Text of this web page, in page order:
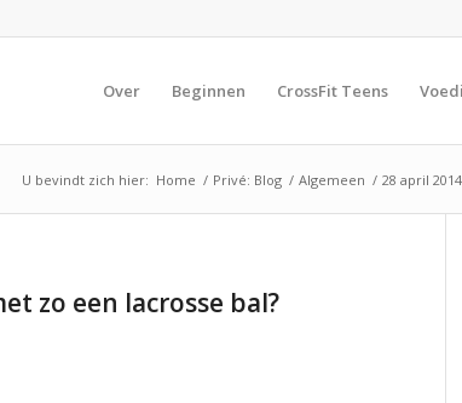
Over Beginnen CrossFit Teens
U bevindt zich hier: Home / Privé: Blog / Algemeen / 28 april
zo een lacrosse bal?